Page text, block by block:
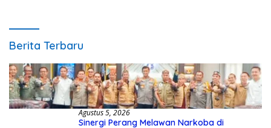
Berita Terbaru
Agustus 5, 2026
Sinergi Perang Melawan Narkoba di